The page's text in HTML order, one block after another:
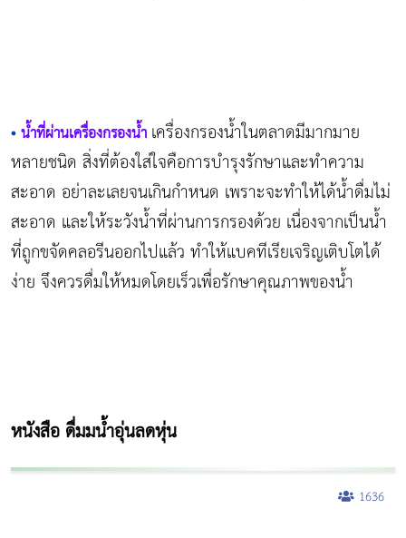
• น้ำที่ผ่านเครื่องกรองน้ำ เครื่องกรองน้ำในตลาดมีมากมาย
หลายชนิด สิ่งที่ต้องใส่ใจคือการบำรุงรักษาและทำความ
สะอาด อย่าละเลยจนเกินกำหนด เพราะจะทำให้ได้น้ำดื่มไม่
สะอาด และให้ระวังน้ำที่ผ่านการกรองด้วย เนื่องจากเป็นน้ำ
ที่ถูกขจัดคลอรีนออกไปแล้ว ทำให้แบคทีเรียเจริญเติบโตได้
ง่าย จึงควรดื่มให้หมดโดยเร็วเพื่อรักษาคุณภาพของน้ำ
หนังสือ ดื่มมน้ำอุ่นลดหุ่น
1636